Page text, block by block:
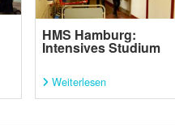
HMS Hamburg:
Intensives Studium
Weiterlesen